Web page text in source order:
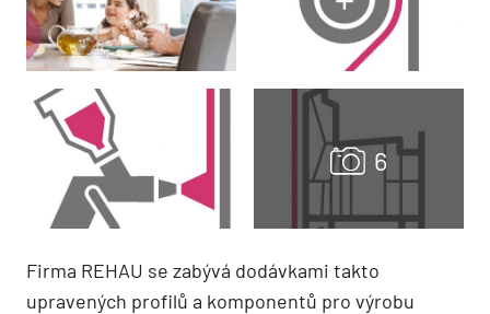
Firma REHAU se zabývá dodávkami takto
upravených profilů a komponentů pro výrobu